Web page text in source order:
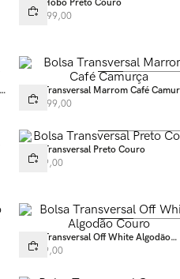
Bolsa Hobo Preto Couro
R$ 1 199,00
Bolsa Transversal Marrom Café
R$ 1 299,00
Bolsa Transversal Preto Couro
R$ 899,00
Bolsa Transversal Off White Algodão
Couro
R$ 999,00